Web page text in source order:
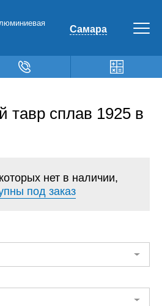
Самара
сплав 1925 в
нет в наличии,
под заказ